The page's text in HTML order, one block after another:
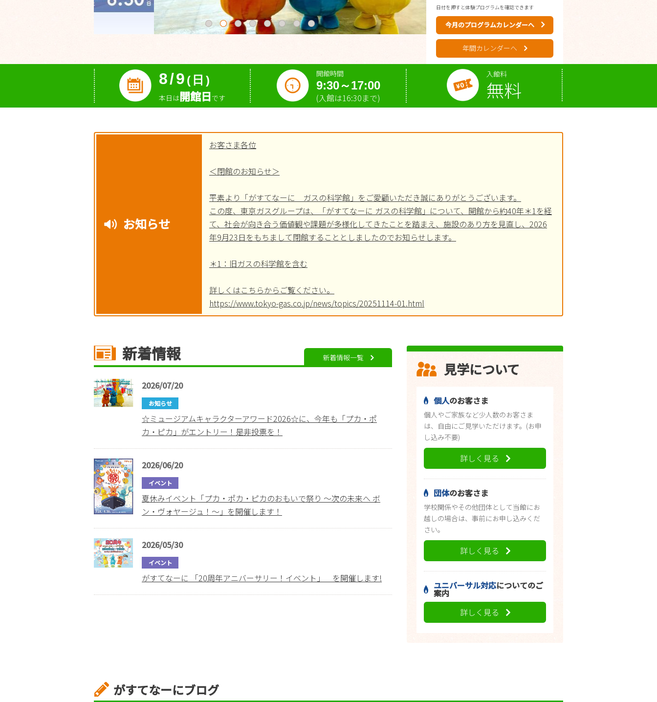
日付を押すと体験プログラムを確認できます
今月のプログラムカレンダーへ
年間カレンダーへ
8/9 (日)
本日は開館日です
開館時間
9:30～17:00
(入館は16:30まで)
入館料
無料
お知らせ
お客さま各位
＜閉館のお知らせ＞
平素より「がすてなーに ガスの科学館」をご愛顧いただき誠にありがとうございます。
この度、東京ガスグループは、「がすてなーに ガスの科学館」について、開館から約40年＊1を経
て、社会が向き合う価値観や課題が多様化してきたことを踏まえ、施設のあり方を見直し、2026
年9月23日をもちまして閉館することとしましたのでお知らせします。
＊1：旧ガスの科学館を含む
詳しくはこちらからご覧ください。
https://www.tokyo-gas.co.jp/news/topics/20251114-01.html
新着情報 新着情報一覧
2026/07/20
お知らせ
☆ミュージアムキャラクターアワード2026☆に、今年も「プカ・ポ
カ・ピカ」がエントリー！是非投票を！
2026/06/20
イベント
夏休みイベント「プカ・ポカ・ピカのおもいで祭り ～次の未来へ ボ
ン・ヴォヤージュ！～」を開催します！
2026/05/30
イベント
がすてなーに 「20周年アニバーサリー！イベント」 を開催します!
見学について
個人のお客さま
個人やご家族など少人数のお客さま
は、自由にご見学いただけます。(お申
し込み不要)
詳しく見る
団体のお客さま
学校関係やその他団体として当館にお
越しの場合は、事前にお申し込みくだ
さい。
詳しく見る
ユニバーサル対応についてのご
案内
詳しく見る
がすてなーにブログ